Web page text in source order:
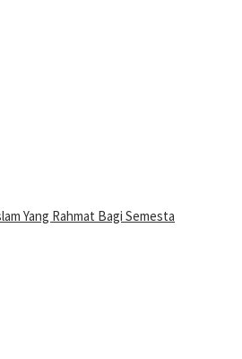
Yang Rahmat Bagi Semesta